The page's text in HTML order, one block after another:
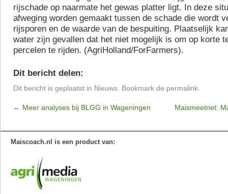
rijschade op naarmate het gewas platter ligt. In deze
afweging worden gemaakt tussen de schade die wordt
rijsporen en de waarde van de bespuiting. Plaatselijk
water zijn gevallen dat het niet mogelijk is om op korte
percelen te rijden. (AgriHolland/ForFarmers).
Dit bericht delen:
Dit bericht is geplaatst in Nieuws . Bookmark de permalink
← Meer analyses bij BLGG in Wageningen Maismeetnet:
Maiscoach.nl is een product van: